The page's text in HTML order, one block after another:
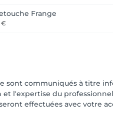
Frange
€
sont communiqués à titre
l'expertise du
effectuées avec votre